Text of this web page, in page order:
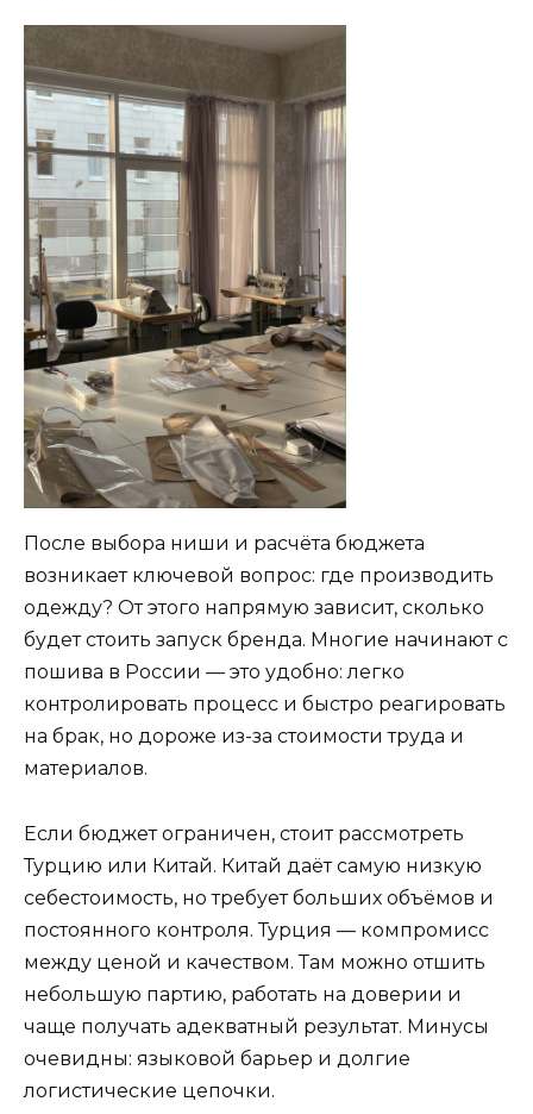
После выбора ниши и расчёта бюджета
возникает ключевой вопрос: где производить
одежду? От этого напрямую зависит, сколько
будет стоить запуск бренда. Многие начинают с
пошива в России — это удобно: легко
контролировать процесс и быстро реагировать
на брак, но дороже из-за стоимости труда и
материалов.
Если бюджет ограничен, стоит рассмотреть
Турцию или Китай. Китай даёт самую низкую
себестоимость, но требует больших объёмов и
постоянного контроля. Турция — компромисс
между ценой и качеством. Там можно отшить
небольшую партию, работать на доверии и
чаще получать адекватный результат. Минусы
очевидны: языковой барьер и долгие
логистические цепочки.